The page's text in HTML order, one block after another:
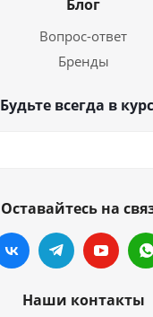
Блог
Вопрос-ответ
Бренды
Будьте всегда в
Оставайтесь на
Наши контакты